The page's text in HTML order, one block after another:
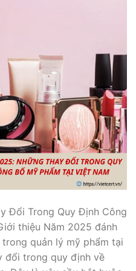
Đổi Trong Quy Định Công
thiệu Năm 2025 đánh
quản lý mỹ phẩm tại
đổi trong quy định về